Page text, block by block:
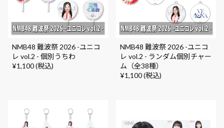
NMB48 難波祭 2026 -ユニコ
レ vol.2 - 個別うちわ
¥1,100 (税込)
NMB48 難波祭 2026 -ユニコ
レ vol.2 - ランダム個別チャー
ム（全38種）
¥1,100 (税込)